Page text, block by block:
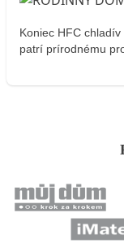
Koniec HFC
patrí prírodnému